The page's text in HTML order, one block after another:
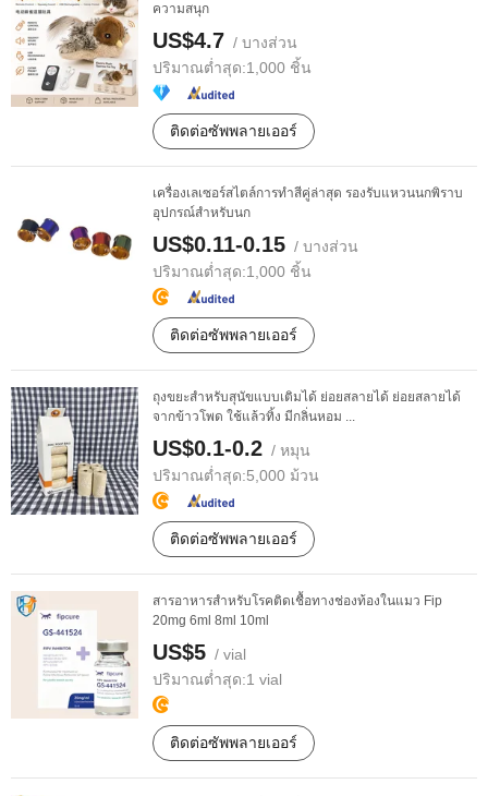
ความสนุก
US$4.7 / บางส่วน
ปริมาณต่ำสุด:1,000 ชิ้น
ติดต่อซัพพลายเออร์
เครื่องเลเซอร์สไตล์การทำสีคู่ล่าสุด รองรับแหวนนกพิราบ
อุปกรณ์สำหรับนก
US$0.11-0.15 / บางส่วน
ปริมาณต่ำสุด:1,000 ชิ้น
ติดต่อซัพพลายเออร์
ถุงขยะสำหรับสุนัขแบบเติมได้ ย่อยสลายได้ ย่อยสลายได้
จากข้าวโพด ใช้แล้วทิ้ง มีกลิ่นหอม ...
US$0.1-0.2 / หมุน
ปริมาณต่ำสุด:5,000 ม้วน
ติดต่อซัพพลายเออร์
สารอาหารสำหรับโรคติดเชื้อทางช่องท้องในแมว Fip
20mg 6ml 8ml 10ml
US$5 / vial
ปริมาณต่ำสุด:1 vial
ติดต่อซัพพลายเออร์